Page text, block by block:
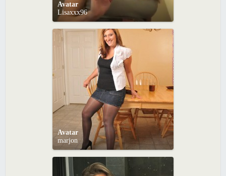
Avatar
Lisaxxx96
Avatar
marjon